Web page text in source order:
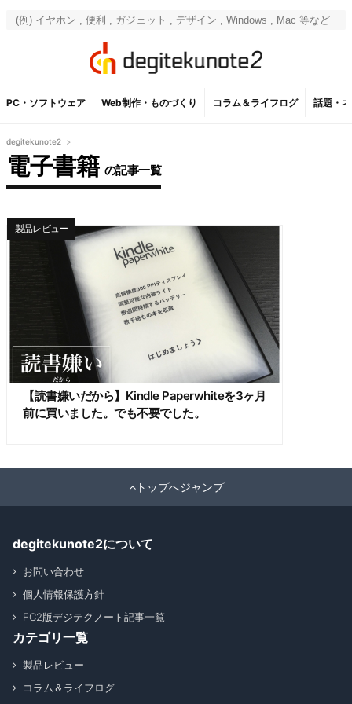
PC・ソフトウェア Web制作・ものづくり コラム＆ライフログ 話題・
degitekunote2 >
電子書籍 の記事一覧
【読書嫌いだから】Kindle Paperwhiteを3ヶ月
前に買いました。でも不要でした。
製品レビュー
トップへジャンプ
degitekunote2について
お問い合わせ
個人情報保護方針
FC2版デジテクノート記事一覧
カテゴリ一覧
製品レビュー
コラム＆ライフログ